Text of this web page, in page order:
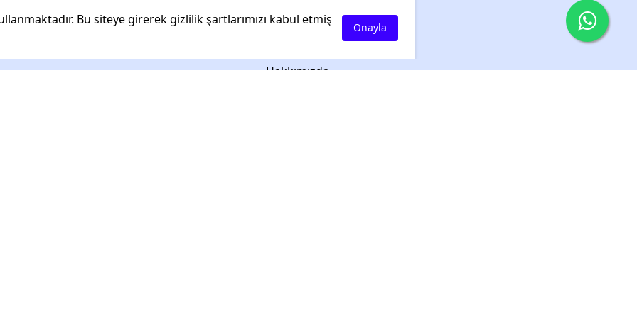
Bu siteye girerek gizlilik şartlarımızı kabul etmiş
Onayla
Hakkımızda